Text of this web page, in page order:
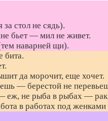
стол не сядь).
бьет — мил не живет.
наварней щи).
бита.
да морочит, еще хочет.
— берестой не
еж, не рыба в рыбах —
в работах под женками